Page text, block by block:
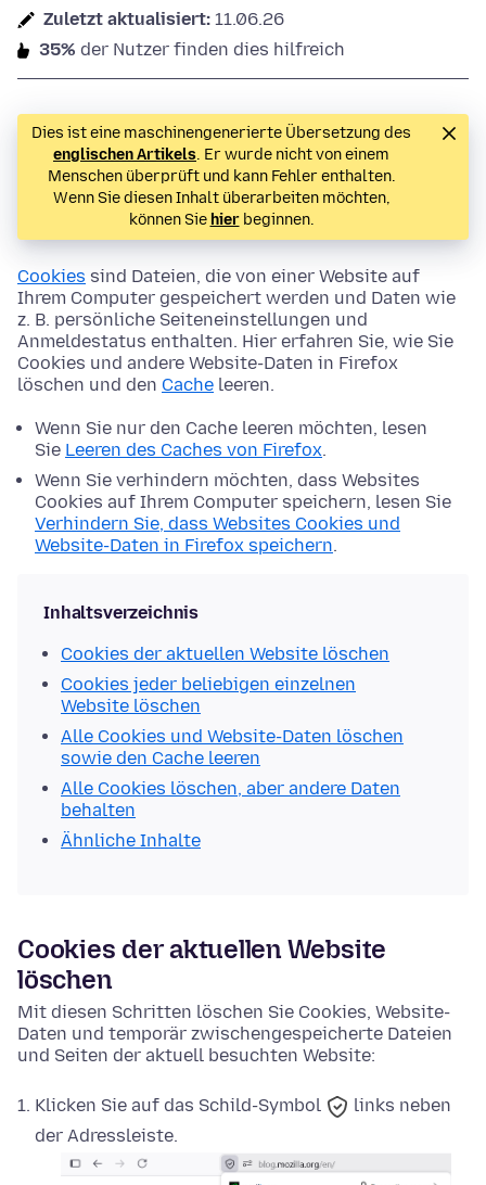
Zuletzt aktualisiert: 11.06.26
35% der Nutzer finden dies hilfreich
Dies ist eine maschinengenerierte Übersetzung des
englischen Artikels. Er wurde nicht von einem
Menschen überprüft und kann Fehler enthalten.
Wenn Sie diesen Inhalt überarbeiten möchten,
können Sie hierbeginnen.
Cookies sind Dateien, die von einer Website auf
Ihrem Computer gespeichert werden und Daten wie
z. B. persönliche Seiteneinstellungen und
Anmeldestatus enthalten. Hier erfahren Sie, wie Sie
Cookies und andere Website-Daten in Firefox
löschen und den Cache leeren.
Wenn Sie nur den Cache leeren möchten, lesen
Sie Leeren des Caches von Firefox.
Wenn Sie verhindern möchten, dass Websites
Cookies auf Ihrem Computer speichern, lesen Sie
Verhindern Sie, dass Websites Cookies und
Website-Daten in Firefox speichern.
Inhaltsverzeichnis
Cookies der aktuellen Website löschen
Cookies jeder beliebigen einzelnen
Website löschen
Alle Cookies und Website-Daten löschen
sowie den Cache leeren
Alle Cookies löschen, aber andere Daten
behalten
Ähnliche Inhalte
Cookies der aktuellen Website
löschen
Mit diesen Schritten löschen Sie Cookies, Website-
Daten und temporär zwischengespeicherte Dateien
und Seiten der aktuell besuchten Website:
Klicken Sie auf das Schild-Symbol
links neben
der Adressleiste.